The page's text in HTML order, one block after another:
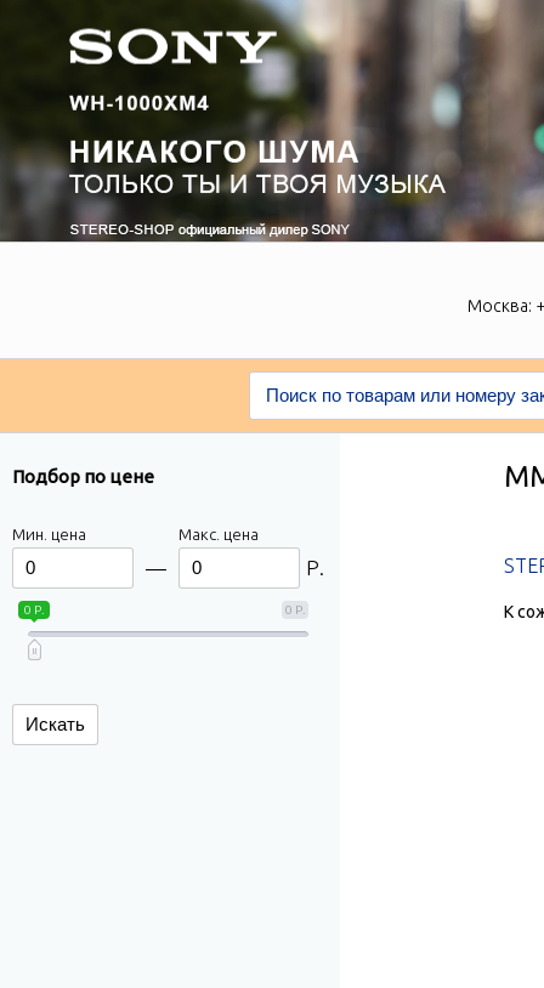
Москва:
Подбор по цене
Мин. цена Макс. цена
— Р.
0 Р.
0 Р.
Искать
К